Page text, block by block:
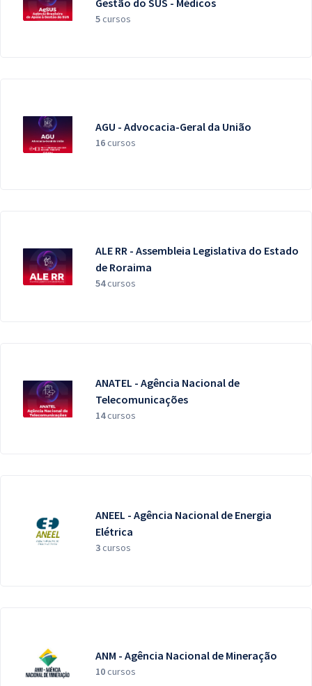
Gestão do SUS - Médicos
5cursos
AGU - Advocacia-Geral da União
16cursos
ALE RR - Assembleia Legislativa do Estado
de Roraima
54cursos
ANATEL - Agência Nacional de
Telecomunicações
14cursos
ANEEL - Agência Nacional de Energia
Elétrica
3cursos
ANM - Agência Nacional de Mineração
10cursos